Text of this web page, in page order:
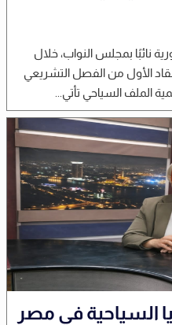
نائبًا بمجلس النواب، خلال
الأول من الفصل التشريعي
الملف السياحي تأتي...
السياحية في مصر